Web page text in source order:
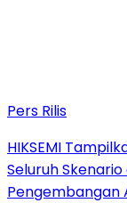
Pers Rilis
HIKSEMI
Seluruh
Pengembangan